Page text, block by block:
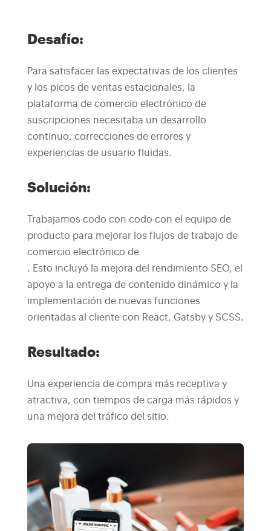
Desafío:
Para satisfacer las expectativas de los clientes
y los picos de ventas estacionales, la
plataforma de comercio electrónico de
suscripciones necesitaba un desarrollo
continuo, correcciones de errores y
experiencias de usuario fluidas.
Solución:
Trabajamos codo con codo con el equipo de
producto para mejorar los flujos de trabajo de
comercio electrónico de
. Esto incluyó la mejora del rendimiento SEO, el
apoyo a la entrega de contenido dinámico y la
implementación de nuevas funciones
orientadas al cliente con React, Gatsby y SCSS.
Resultado:
Una experiencia de compra más receptiva y
atractiva, con tiempos de carga más rápidos y
una mejora del tráfico del sitio.